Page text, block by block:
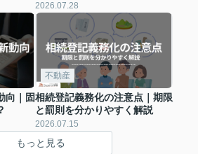
2026.07.28
向｜固
不動産
相続登記義務化の注意点｜期限
と罰則を分かりやすく解説
2026.07.15
もっと見る